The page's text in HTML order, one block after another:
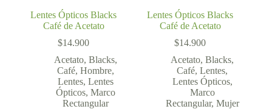
Lentes Ópticos Blacks
Café de Acetato
$14.900
Acetato,Blacks,
Café,Hombre,
Lentes,Lentes
Ópticos,Marco
Rectangular
Lentes Ópticos Blacks
Café de Acetato
$14.900
Acetato,Blacks,
Café,Lentes,
Lentes Ópticos,
Marco
Rectangular, Mujer